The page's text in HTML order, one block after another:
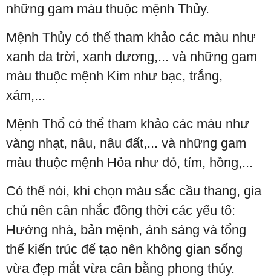
những gam màu thuộc mệnh Thủy.
Mệnh Thủy có thể tham khảo các màu như
xanh da trời, xanh dương,... và những gam
màu thuộc mệnh Kim như bạc, trắng,
xám,...
Mệnh Thổ có thể tham khảo các màu như
vàng nhạt, nâu, nâu đất,... và những gam
màu thuộc mệnh Hỏa như đỏ, tím, hồng,...
Có thể nói, khi chọn màu sắc cầu thang, gia
chủ nên cân nhắc đồng thời các yếu tố:
Hướng nhà, bản mệnh, ánh sáng và tổng
thể kiến trúc để tạo nên không gian sống
vừa đẹp mắt vừa cân bằng phong thủy.